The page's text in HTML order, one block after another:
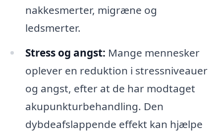
nakkesmerter, migræne og
ledsmerter.
Stress og angst: Mange mennesker
oplever en reduktion i stressniveauer
og angst, efter at de har modtaget
akupunkturbehandling. Den
dybdeafslappende effekt kan hjælpe